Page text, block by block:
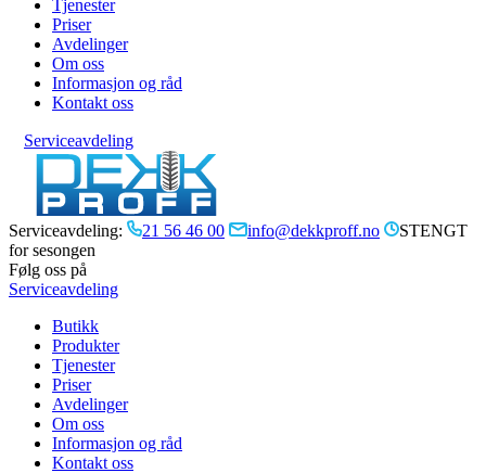
Tjenester
Priser
Avdelinger
Om oss
Informasjon og råd
Kontakt oss
Serviceavdeling
Serviceavdeling: 21 56 46 00 info@dekkproff.no
STENGT
for sesongen
Følg oss på
Serviceavdeling
Butikk
Produkter
Tjenester
Priser
Avdelinger
Om oss
Informasjon og råd
Kontakt oss